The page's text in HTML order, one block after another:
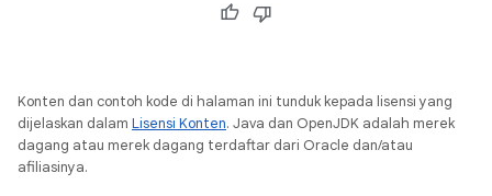
Konten dan contoh kode di halaman ini tunduk kepada lisensi yang
dijelaskan dalam Lisensi Konten. Java dan OpenJDK adalah merek
dagang atau merek dagang terdaftar dari Oracle dan/atau
afiliasinya.